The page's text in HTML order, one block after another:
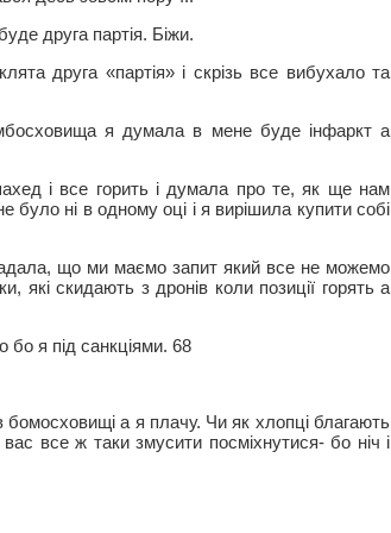
друга партія. Біжи.
друга «партія» і скрізь все вибухало та
я думала в мене буде інфаркт а
і все горить і думала про те, як ще нам
ні в одному оці і я вирішила купити собі
що ми маємо запит який все не можемо
які скидають з дронів коли позиції горять а
бо я під санкціями. 68
а я плачу. Чи як хлопці благають
все ж таки змусити посміхнутися- бо ніч і